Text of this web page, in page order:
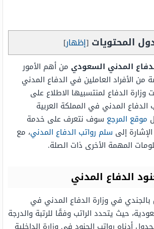
المحتويات [إظهار]
المدني السعودي من أهم الأمور
الأفراد العاملين في الدفاع المدني
الدفاع لمنتسبيها الاطلاع على
الدفاع المدني في المملكة العربية
موقع المرجع سوف نتعرف على خدمة
إلى سلم رواتب الدفاع المدني، مع
المهمة الأخرى ذات الصلة.
الدفاع المدني
بالجندي في وزارة الدفاع المدني في
حيث يتحدد الراتب وفقًا للرتبة والدرجة